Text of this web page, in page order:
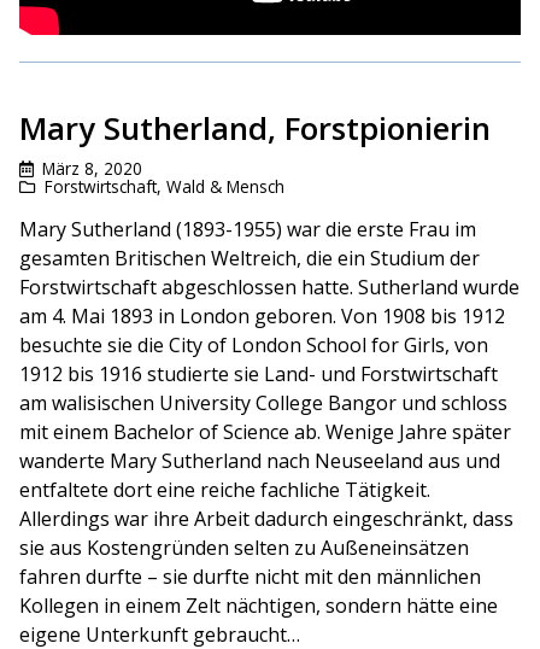
Mary Sutherland, Forstpionierin
März 8, 2020
Forstwirtschaft, Wald & Mensch
Mary Sutherland (1893-1955) war die erste Frau im
gesamten Britischen Weltreich, die ein Studium der
Forstwirtschaft abgeschlossen hatte. Sutherland wurde
am 4. Mai 1893 in London geboren. Von 1908 bis 1912
besuchte sie die City of London School for Girls, von
1912 bis 1916 studierte sie Land- und Forstwirtschaft
am walisischen University College Bangor und schloss
mit einem Bachelor of Science ab. Wenige Jahre später
wanderte Mary Sutherland nach Neuseeland aus und
entfaltete dort eine reiche fachliche Tätigkeit.
Allerdings war ihre Arbeit dadurch eingeschränkt, dass
sie aus Kostengründen selten zu Außeneinsätzen
fahren durfte – sie durfte nicht mit den männlichen
Kollegen in einem Zelt nächtigen, sondern hätte eine
eigene Unterkunft gebraucht…